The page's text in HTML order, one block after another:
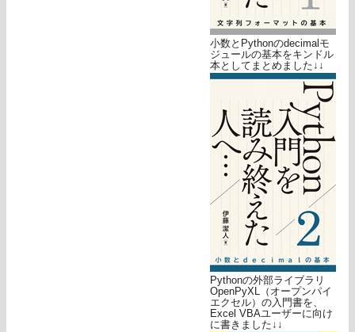
小数とPythonのdecimalモ
ジュールの基本をキンドル
本としてまとめました↓↓
Pythonの外部ライブラリ
OpenPyXL（オープンパイ
エクセル）の入門書を、
Excel VBAユーザーに向け
に書きました↓↓